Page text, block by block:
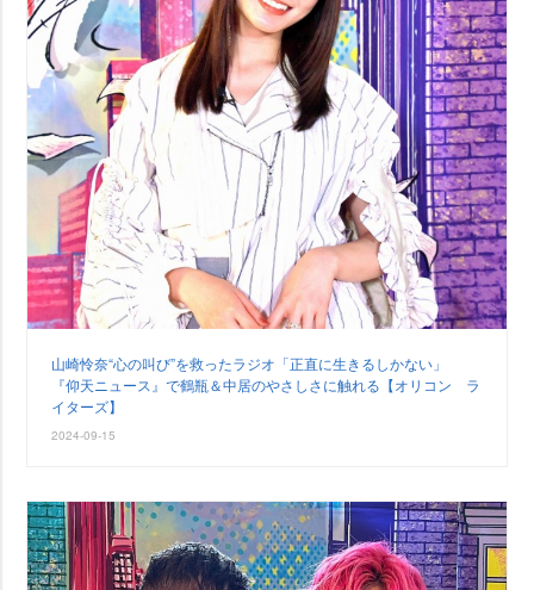
山崎怜奈“心の叫び”を救ったラジオ「正直に生きるしかない」
『仰天ニュース』で鶴瓶＆中居のやさしさに触れる【オリコン ラ
イターズ】
2024-09-15